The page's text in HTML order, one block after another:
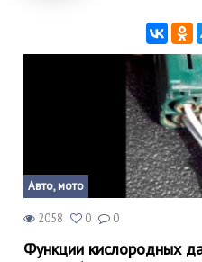
Авто, мото
2058 0 0
Функции кислородных